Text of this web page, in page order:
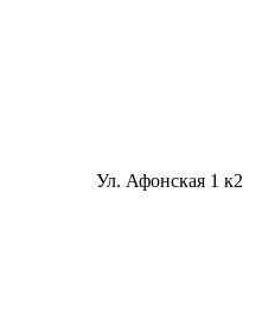
Ул. Афонская 1 к2